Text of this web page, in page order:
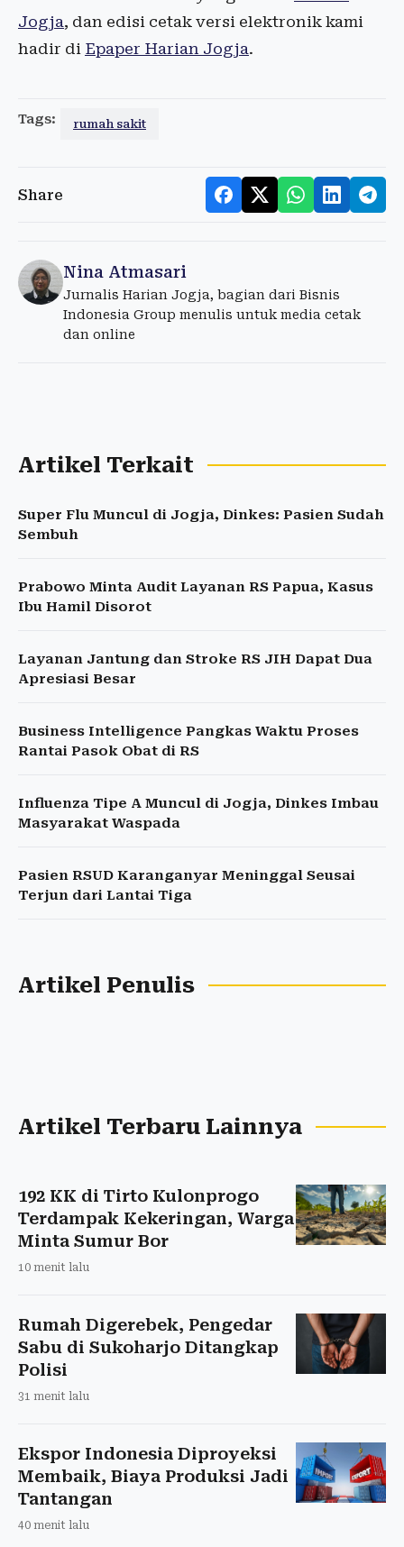
Jogja, dan edisi cetak versi elektronik kami
hadir di Epaper Harian Jogja.
Tags: rumah sakit
Share
Nina Atmasari
Jurnalis Harian Jogja, bagian dari Bisnis
Indonesia Group menulis untuk media cetak
dan online
Artikel Terkait
Super Flu Muncul di Jogja, Dinkes: Pasien Sudah
Sembuh
Prabowo Minta Audit Layanan RS Papua, Kasus
Ibu Hamil Disorot
Layanan Jantung dan Stroke RS JIH Dapat Dua
Apresiasi Besar
Business Intelligence Pangkas Waktu Proses
Rantai Pasok Obat di RS
Influenza Tipe A Muncul di Jogja, Dinkes Imbau
Masyarakat Waspada
Pasien RSUD Karanganyar Meninggal Seusai
Terjun dari Lantai Tiga
Artikel Penulis
Artikel Terbaru Lainnya
192 KK di Tirto Kulonprogo
Terdampak Kekeringan, Warga
Minta Sumur Bor
10 menit lalu
Rumah Digerebek, Pengedar
Sabu di Sukoharjo Ditangkap
Polisi
31 menit lalu
Ekspor Indonesia Diproyeksi
Membaik, Biaya Produksi Jadi
Tantangan
40 menit lalu